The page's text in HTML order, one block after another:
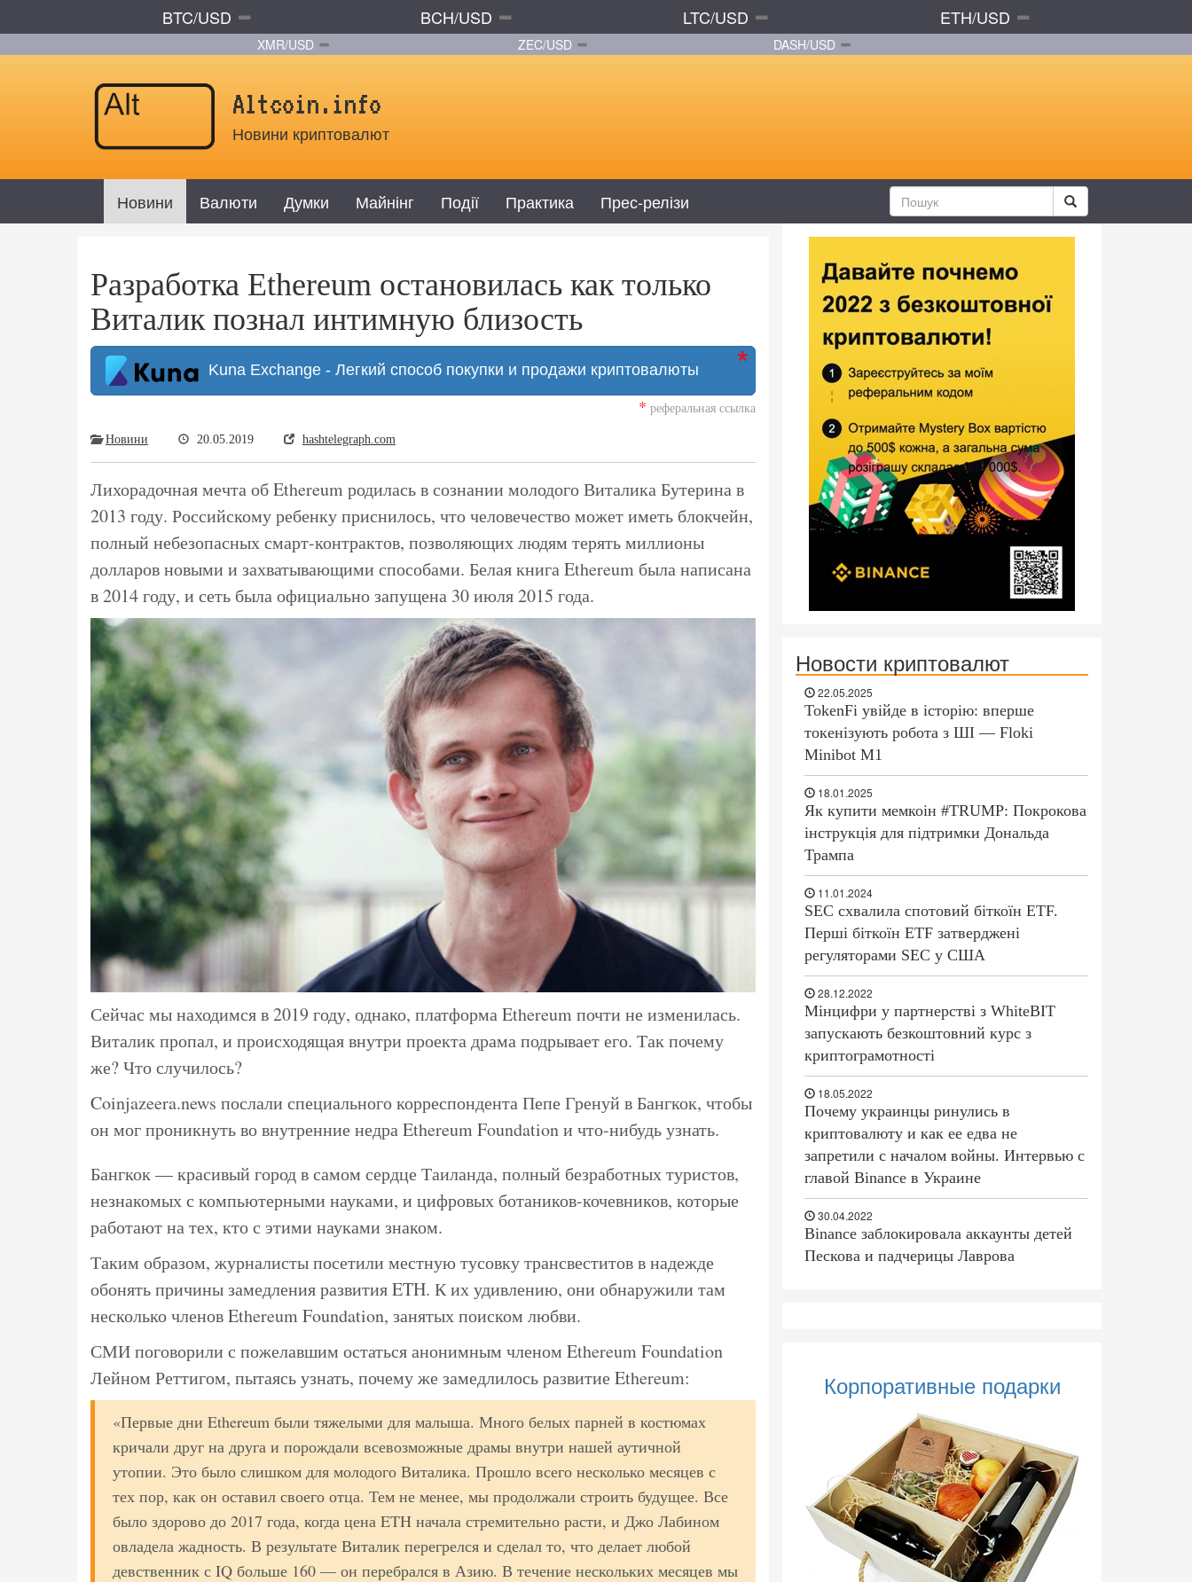
BTC/USD BCH/USD LTC/USD ETH/USD
XMR/USD ZEC/USD DASH/USD
Altcoin.info
Новини криптовалют
Новини Валюти Думки Майнінг Події Практика Прес-релізи
Разработка Ethereum остановилась как только
Виталик познал интимную близость
Kuna Exchange - Легкий способ покупки и продажи криптовалюты
* реферальная ссылка
Новини 20.05.2019 hashtelegraph.com
​Лихорадочная мечта об Ethereum родилась в сознании молодого Виталика Бутерина в
2013 году. Российскому ребенку приснилось, что человечество может иметь блокчейн,
полный небезопасных смарт-контрактов, позволяющих людям терять миллионы
долларов новыми и захватывающими способами. Белая книга Ethereum была написана
в 2014 году, и сеть была официально запущена 30 июля 2015 года.​
Сейчас мы находимся в 2019 году, однако, платформа Ethereum почти не изменилась.
Виталик пропал, и происходящая внутри проекта драма подрывает его. Так почему
же? Что случилось?
Coinjazeera.news послали специального корреспондента Пепе Гренуй в Бангкок, чтобы
он мог проникнуть во внутренние недра Ethereum Foundation и что-нибудь узнать.
Бангкок — красивый город в самом сердце Таиланда, полный безработных туристов,
незнакомых с компьютерными науками, и цифровых ботаников-кочевников, которые
работают на тех, кто с этими науками знаком.
Таким образом, журналисты посетили местную тусовку трансвеститов в надежде
обонять причины замедления развития ETH. К их удивлению, они обнаружили там
несколько членов Ethereum Foundation, занятых поиском любви.
СМИ поговорили с пожелавшим остаться анонимным членом Ethereum Foundation
Лейном Реттигом, пытаясь узнать, почему же замедлилось развитие Ethereum:
«Первые дни Ethereum были тяжелыми для малыша. Много белых парней в костюмах
кричали друг на друга и порождали всевозможные драмы внутри нашей аутичной
утопии. Это было слишком для молодого Виталика. Прошло всего несколько месяцев с
тех пор, как он оставил своего отца. Тем не менее, мы продолжали строить будущее. Все
было здорово до 2017 года, когда цена ETH начала стремительно расти, и Джо Лабином
овладела жадность. В результате Виталик перегрелся и сделал то, что делает любой
девственник с IQ больше 160 — он перебрался в Азию. В течение нескольких месяцев мы
Новости криптовалют
22.05.2025
TokenFi увійде в історію: вперше
токенізують робота з ШІ — Floki
Minibot M1
18.01.2025
Як купити мемкоін #TRUMP: Покрокова
інструкція для підтримки Дональда
Трампа
11.01.2024
SEC схвалила спотовий біткоїн ETF.
Перші біткоїн ETF затверджені
регуляторами SEC у США
28.12.2022
Мінцифри у партнерстві з WhiteBIT
запускають безкоштовний курс з
криптограмотності
18.05.2022
Почему украинцы ринулись в
криптовалюту и как ее едва не
запретили с началом войны. Интервью с
главой Binance в Украине
30.04.2022
Binance заблокировала аккаунты детей
Пескова и падчерицы Лаврова
Корпоративные подарки